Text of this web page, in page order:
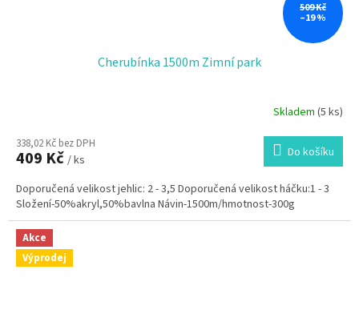
509 Kč
–19 %
Cherubínka 1500m Zimní park
produktu
je
z
5
hvězdiček.
Skladem(5 ks)
338,02 Kč bez DPH
409 Kč / ks Do košíku
Doporučená velikost jehlic: 2 - 3,5 Doporučená velikost háčku:1 - 3
Složení-50%akryl,50%bavlna Návin-1500m/hmotnost-300g
Akce
Výprodej